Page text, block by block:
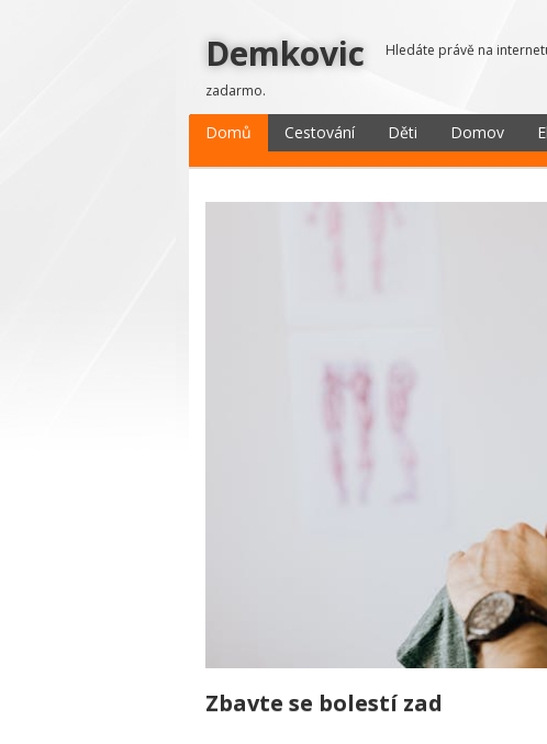
Demkovic Hledáte právě na
zadarmo.
Domů Cestování Děti Domov
Zbavte se bolestí zad